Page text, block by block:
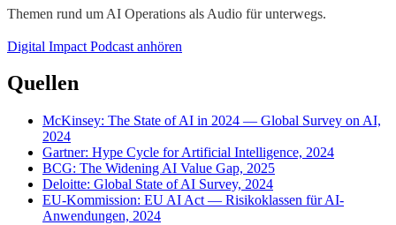
Themen rund um AI Operations als Audio für unterwegs.
Digital Impact Podcast anhören
Quellen
McKinsey: The State of AI in 2024 — Global Survey on AI,
2024
Gartner: Hype Cycle for Artificial Intelligence, 2024
BCG: The Widening AI Value Gap, 2025
Deloitte: Global State of AI Survey, 2024
EU-Kommission: EU AI Act — Risikoklassen für AI-
Anwendungen, 2024